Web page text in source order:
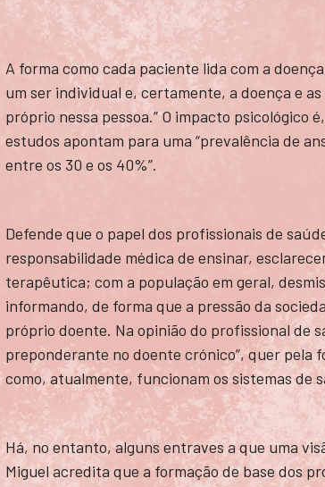
A forma como cada paciente lida com a
um ser individual e, certamente, a doença e
próprio nessa pessoa.” O impacto psicológico
estudos apontam para uma “prevalência de
entre os 30 e os 40%”.
Defende que o papel dos profissionais de
responsabilidade médica de ensinar,
terapêutica; com a população em geral,
informando, de forma que a pressão da
próprio doente. Na opinião do profissional de
preponderante no doente crónico”, quer pela
como, atualmente, funcionam os sistemas de
Há, no entanto, alguns entraves a que uma
Miguel acredita que a formação de base dos